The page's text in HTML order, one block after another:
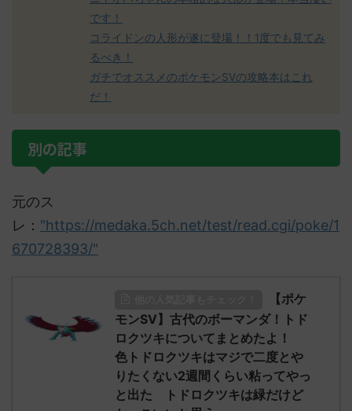
です！
コライドンの人形が遂に登場！！1度でも見てみ
るべき！
ガチでオススメのポケモンSVの攻略本はこれ
だ！
別の記事
元のス
レ： "https://medaka.5ch.net/test/read.cgi/poke/1
670728393/"
【ポケ
モンSV】古代のボーマンダ！トド
ロクツキについてまとめたよ！
色トドロクツキはマジで二度とや
りたくない2週間くらい粘ってやっ
と出た トドロクツキは緑だけど